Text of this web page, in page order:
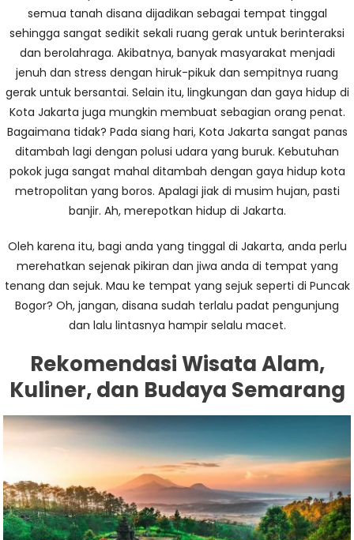
semua tanah disana dijadikan sebagai tempat tinggal
sehingga sangat sedikit sekali ruang gerak untuk berinteraksi
dan berolahraga. Akibatnya, banyak masyarakat menjadi
jenuh dan stress dengan hiruk-pikuk dan sempitnya ruang
gerak untuk bersantai. Selain itu, lingkungan dan gaya hidup di
Kota Jakarta juga mungkin membuat sebagian orang penat.
Bagaimana tidak? Pada siang hari, Kota Jakarta sangat panas
ditambah lagi dengan polusi udara yang buruk. Kebutuhan
pokok juga sangat mahal ditambah dengan gaya hidup kota
metropolitan yang boros. Apalagi jiak di musim hujan, pasti
banjir. Ah, merepotkan hidup di Jakarta.
Oleh karena itu, bagi anda yang tinggal di Jakarta, anda perlu
merehatkan sejenak pikiran dan jiwa anda di tempat yang
tenang dan sejuk. Mau ke tempat yang sejuk seperti di Puncak
Bogor? Oh, jangan, disana sudah terlalu padat pengunjung
dan lalu lintasnya hampir selalu macet.
Rekomendasi Wisata Alam,
Kuliner, dan Budaya Semarang